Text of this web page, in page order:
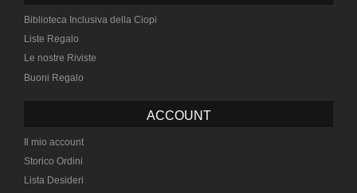
Biblioteca Inclusiva della Ciopi
Liste Regalo
Le nostre Riviste
Buoni Regalo
ACCOUNT
Il mio account
Storico Ordini
Lista Desideri